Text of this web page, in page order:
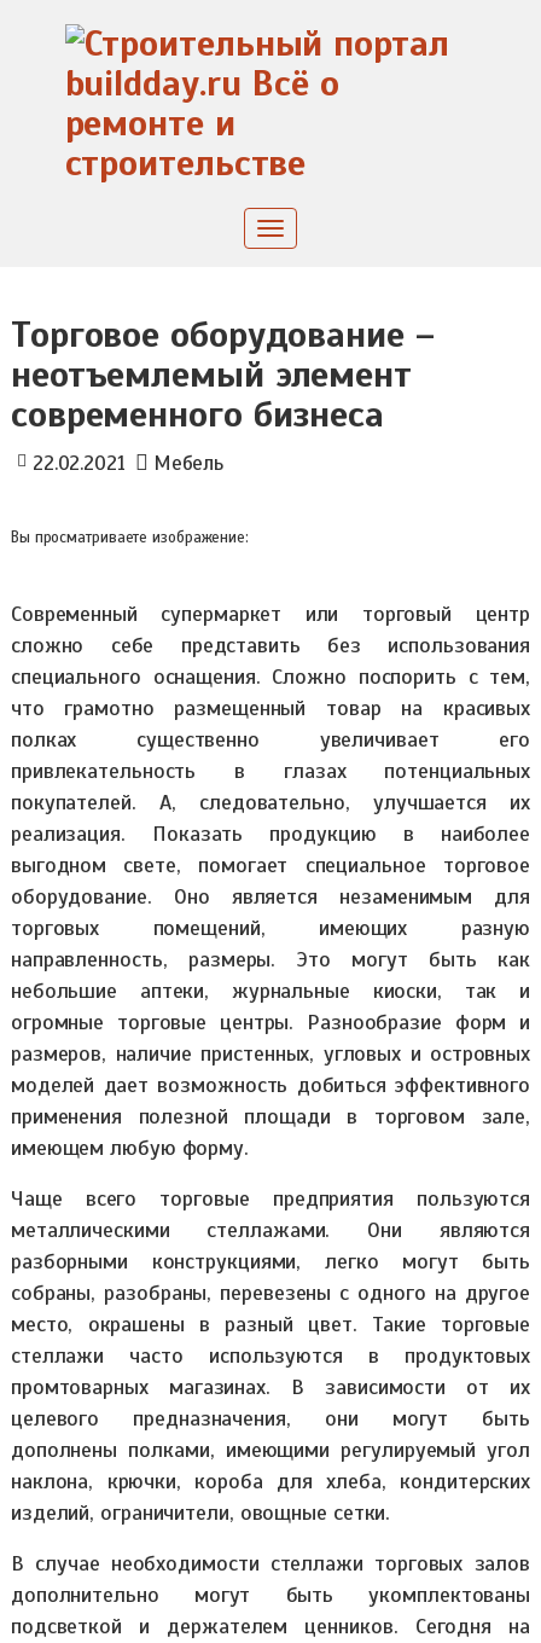
content
Toggle
Торговое оборудование –
неотъемлемый элемент
современного бизнеса
22.02.2021 Мебель
Вы просматриваете изображение:
Современный супермаркет или торговый центр
сложно себе представить без использования
специального оснащения. Сложно поспорить с тем,
что грамотно размещенный товар на красивых
полках существенно увеличивает его
привлекательность в глазах потенциальных
покупателей. А, следовательно, улучшается их
реализация. Показать продукцию в наиболее
выгодном свете, помогает специальное торговое
оборудование. Оно является незаменимым для
торговых помещений, имеющих разную
направленность, размеры. Это могут быть как
небольшие аптеки, журнальные киоски, так и
огромные торговые центры. Разнообразие форм и
размеров, наличие пристенных, угловых и островных
моделей дает возможность добиться эффективного
применения полезной площади в торговом зале,
имеющем любую форму.
Чаще всего торговые предприятия пользуются
металлическими стеллажами. Они являются
разборными конструкциями, легко могут быть
собраны, разобраны, перевезены с одного на другое
место, окрашены в разный цвет. Такие торговые
стеллажи часто используются в продуктовых
промтоварных магазинах. В зависимости от их
целевого предназначения, они могут быть
дополнены полками, имеющими регулируемый угол
наклона, крючки, короба для хлеба, кондитерских
изделий, ограничители, овощные сетки.
В случае необходимости стеллажи торговых залов
дополнительно могут быть укомплектованы
подсветкой и держателем ценников. Сегодня на